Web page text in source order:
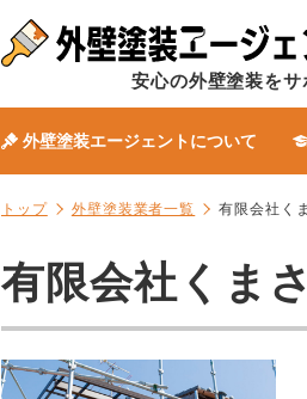
安心の外壁塗装をサ
外壁塗装エージェントについて
トップ 外壁塗装業者一覧 有限会社く
有限会社くま